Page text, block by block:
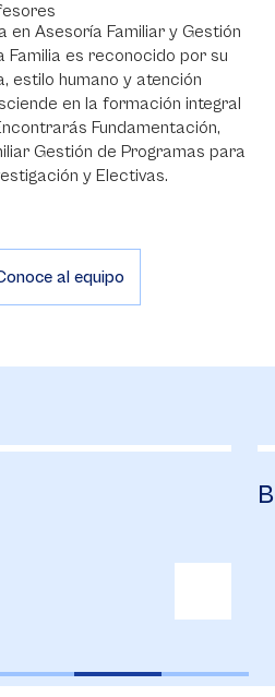
en Asesoría Familiar y Gestión
Familia es reconocido por su
estilo humano y atención
en la formación integral
Fundamentación,
Gestión de Programas para
y Electivas.
al equipo